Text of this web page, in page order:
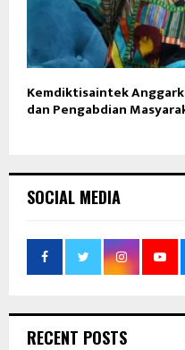
Kemdiktisaintek
dan Pengabdian
SOCIAL MEDIA
RECENT POSTS